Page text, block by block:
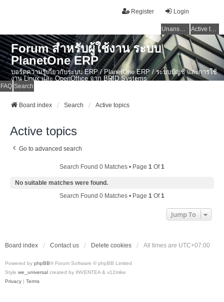
Login
Register
Unanswered topics Active topics
Forum สำหรับผู้ใช้งาน ระบบ
PlanetOne ERP
บอร์ดความรู้เกี่ยวกับระบบ ERP / PlanetOne ERP / ระบบบัญชี และการใช้
งาน Linux และ OpenOffice จาก BRID Systems
FAQ Search
Board index Search Active topics
Active topics
Go to advanced search
Search Found 0 Matches • Page 1 Of1
No suitable matches were found.
Search Found 0 Matches • Page 1 Of1
Jump To
Board index Contact us Delete cookies All times are UTC+07:00
Powered by phpBB® Forum Software © phpBB Limited
Style we_universal created by INVENTEA & v12mike
Privacy | Terms